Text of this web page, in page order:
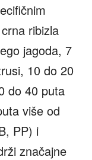
ribizla
jagoda, 7
10 do 20
do 40 puta
više od
PP) i
značajne